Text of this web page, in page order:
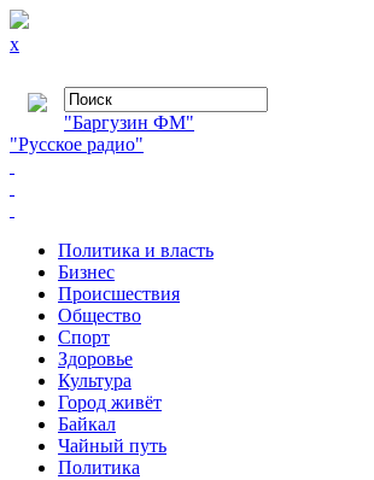
x
"Баргузин ФМ"
"Русское радио"
Политика и власть
Бизнес
Происшествия
Общество
Cпорт
Здоровье
Культура
Город живёт
Байкал
Чайный путь
Политика